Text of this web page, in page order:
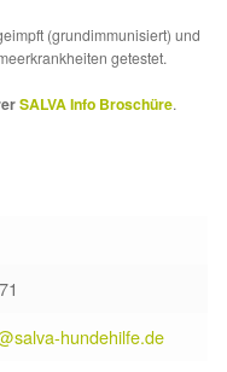
(grundimmunisiert) und
getestet.
SALVA Info Broschüre.
hundehilfe.de